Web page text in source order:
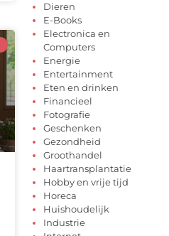
Dieren
E-Books
Electronica en
Computers
Energie
Entertainment
Eten en drinken
Financieel
Fotografie
Geschenken
Gezondheid
Groothandel
Haartransplantatie
Hobby en vrije tijd
Horeca
Huishoudelijk
Industrie